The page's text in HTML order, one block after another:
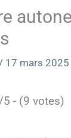
17 mars 2025
- (9 votes)